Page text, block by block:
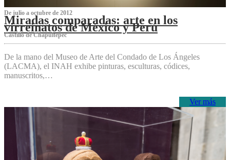
De julio a octubre de 2012
Miradas comparadas: arte en los
virreinatos de México y Perú
Castillo de Chapultepec
De la mano del Museo de Arte del Condado de Los Ángeles
(LACMA), el INAH exhibe pinturas, esculturas, códices,
manuscritos,…
Ver más